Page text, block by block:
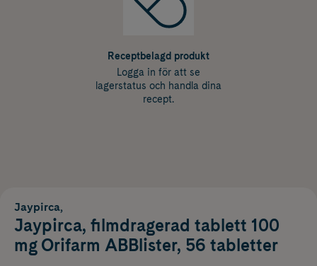
Receptbelagd produkt
Logga in för att se
lagerstatus och handla dina
recept.
Jaypirca,
Jaypirca, filmdragerad tablett 100
mg Orifarm ABBlister, 56 tabletter